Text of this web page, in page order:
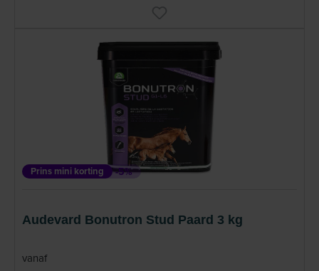
Prins mini korting -5%
Audevard Bonutron Stud Paard 3 kg
vanaf